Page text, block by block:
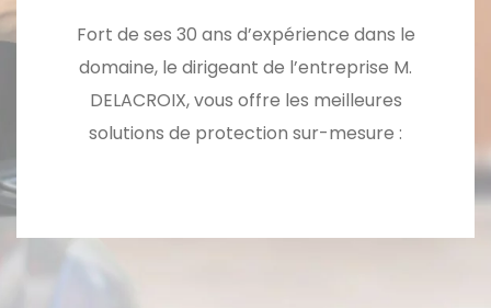
Fort de ses 30 ans d’expérience dans le
domaine, le dirigeant de l’entreprise M.
DELACROIX, vous offre les meilleures
solutions de protection sur-mesure :